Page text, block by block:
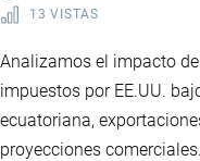
Y
EXIGENCIAS
13 VISTAS
Analizamos el impacto
impuestos por EE.UU.
ecuatoriana,
proyecciones comerciales.